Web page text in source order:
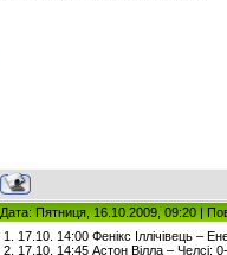
Дата: Пятниця, 16.10.2009, 09:20 |
1. 17.10. 14:00 Фенікс Іллічівець –
2. 17.10. 14:45 Астон Вілла – Челсі: